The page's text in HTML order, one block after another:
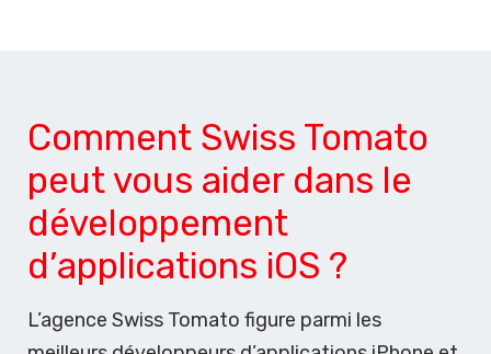
Comment Swiss Tomato
peut vous aider dans le
développement
d’applications iOS ?
L’agence Swiss Tomato figure parmi les